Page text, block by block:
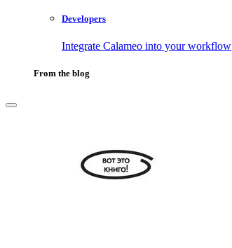
Developers
Integrate Calameo into your workflow
From the blog